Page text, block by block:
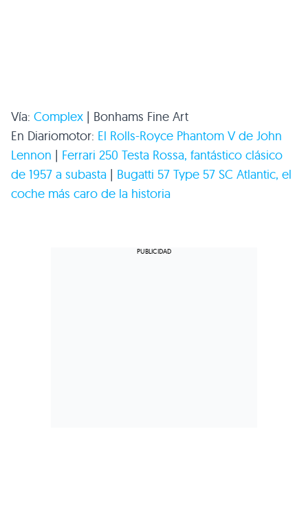
Vía: Complex | Bonhams Fine Art
En Diariomotor: El Rolls-Royce Phantom V de John
Lennon | Ferrari 250 Testa Rossa, fantástico clásico
de 1957 a subasta | Bugatti 57 Type 57 SC Atlantic, el
coche más caro de la historia